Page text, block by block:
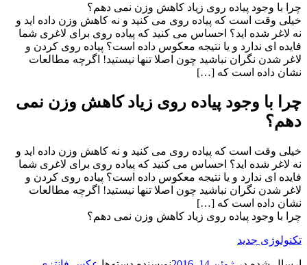
چرا با وجود پیاده روی زیاد کاهش وزن نمی دهم؟
خیلی وقت است که پیاده روی می کنید و نه کاهش وزن داده اید و
نه لاغر شده اید؟ احساس می کنید که پیاده روی برای لاغری شما
فایده ای ندارد و یا نتیجه معکوس داده است؟ پیاده روی کردن و
لاغر شدن نگران نباشید چون اصلا تنها نیستید! اگرچه مطالعات
نشان داده است که […]
چرا با وجود پیاده روی زیاد کاهش وزن نمی
دهم؟
خیلی وقت است که پیاده روی می کنید و نه کاهش وزن داده اید و
نه لاغر شده اید؟ احساس می کنید که پیاده روی برای لاغری شما
فایده ای ندارد و یا نتیجه معکوس داده است؟ پیاده روی کردن و
لاغر شدن نگران نباشید چون اصلا تنها نیستید! اگرچه مطالعات
نشان داده است که […]
چرا با وجود پیاده روی زیاد کاهش وزن نمی دهم؟
تکنولوژی جدید